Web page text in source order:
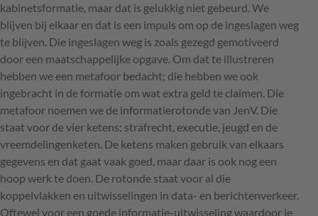
kabinetsformatie, maar dat is gelukkig niet gebeurd. We
blijven bij elkaar en dat is een impuls om op de ingeslagen weg
te blijven. Die ingeslagen weg is zoals gezegd gemotiveerd
door een maatschappelijke opgave. Om dat te illustreren
hebben we een metafoor bedacht; die hebben we ook
ingebracht in de formatie om wat extra geld te claimen. Die
metafoor noemen we de informatierotonde van JenV. Die
staat voor de vier ketens: strafrecht, executie, jeugd en de
vreemdelingenketen. De ketens maken gebruik van elkaars
gegevens en dat gaat vaak goed, maar daar is ook nog een
hoop werk te doen. De rotonde staat voor al die
koppelvlakken en uitwisselingen in data- en berichtenverkeer.
Oftewel voor een goede informatie-uitwisseling waardoor je